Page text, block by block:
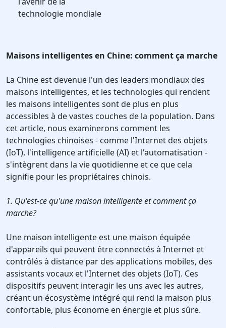
technologie mondiale
Maisons intelligentes en Chine: comment ça marche
La Chine est devenue l'un des leaders mondiaux des
maisons intelligentes, et les technologies qui rendent
les maisons intelligentes sont de plus en plus
accessibles à de vastes couches de la population. Dans
cet article, nous examinerons comment les
technologies chinoises - comme l'Internet des objets
(IoT), l'intelligence artificielle (AI) et l'automatisation -
s'intègrent dans la vie quotidienne et ce que cela
signifie pour les propriétaires chinois.
1. Qu'est-ce qu'une maison intelligente et comment ça
marche?
Une maison intelligente est une maison équipée
d'appareils qui peuvent être connectés à Internet et
contrôlés à distance par des applications mobiles, des
assistants vocaux et l'Internet des objets (IoT). Ces
dispositifs peuvent interagir les uns avec les autres,
créant un écosystème intégré qui rend la maison plus
confortable, plus économe en énergie et plus sûre.